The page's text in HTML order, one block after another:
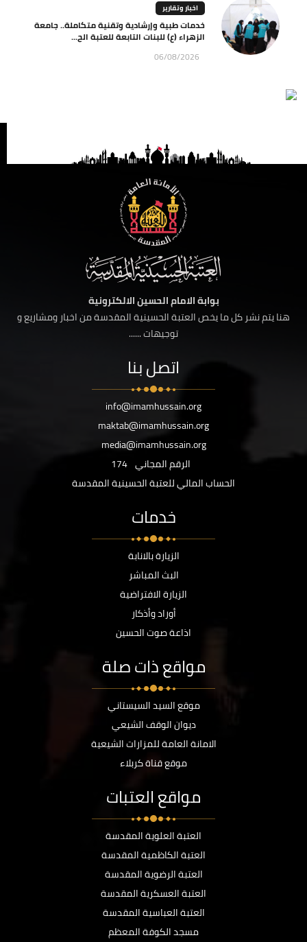
اخبار وتقارير
خدمات طبية وإرشادية وتقنية متكاملة.. جامعة
الزهراء (ع) للبنات التابعة للعتبة الح...
06/08/2026
بوابة الامام الحسين الالكترونية
هنا يتم نشر كل ما يخص العتبة الحسينية المقدسة من اخبار ومشاريع و
توجيهات ......
اتصل بنا
info@imamhussain.org
maktab@imamhussain.org
media@imamhussain.org
الرقم المجاني 174
الحساب المالي للعتبة الحسينية المقدسة
خدمات
الزيارة بالانابة
البث المباشر
الزيارة الافتراضية
أوراد وأذكار
اذاعة صوت الحسين
مواقع ذات صلة
موقع السيد السيستاني
ديوان الوقف الشيعي
الامانة العامة للمزارات الشيعية
موقع قناة كربلاء
مواقع العتبات
العتبة العلوية المقدسة
العتبة الكاظمية المقدسة
العتبة الرضوية المقدسة
العتبة العسكرية المقدسة
العتبة العباسية المقدسة
مسجد الكوفة المعظم